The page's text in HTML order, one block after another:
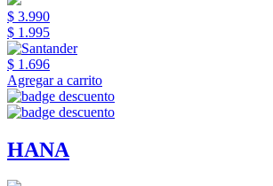
$ 3.990
$ 1.995
$ 1.696
Agregar a carrito
HANA